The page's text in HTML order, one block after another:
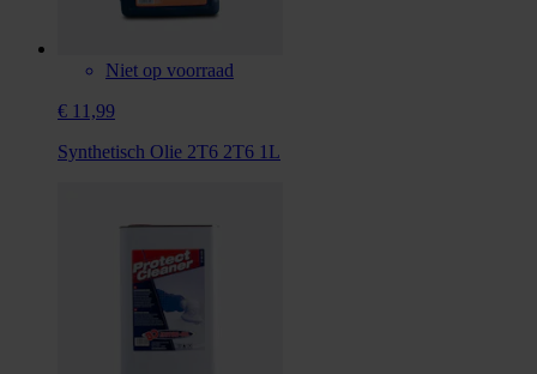
Niet op voorraad
€ 11,99
Synthetisch Olie 2T6 2T6 1L